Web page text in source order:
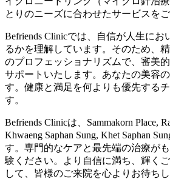
とりのニーズに合わせたサービスを
Befriends Clinicでは、自信が人生にお
るかを理解しています。そのため、
のプロフェッショナリズムで、審美
サポートいたします。あなたの美容
す。健康と満足を何よりも優先する
す。
Befriends Clinicは、Sammakorn Place,
Khwaeng Saphan Sung, Khet Saphan
す。専門的なケアと最先端の治療が
験ください。より自信に満ち、輝く
して、皆様のご来院を心よりお待ちし